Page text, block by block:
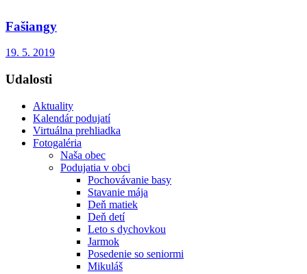
Fašiangy
19. 5. 2019
Udalosti
Aktuality
Kalendár podujatí
Virtuálna prehliadka
Fotogaléria
Naša obec
Podujatia v obci
Pochovávanie basy
Stavanie mája
Deň matiek
Deň detí
Leto s dychovkou
Jarmok
Posedenie so seniormi
Mikuláš